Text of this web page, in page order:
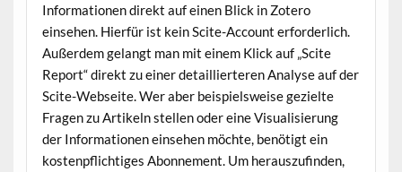
Informationen direkt auf einen Blick in Zotero
einsehen. Hierfür ist kein Scite-Account erforderlich.
Außerdem gelangt man mit einem Klick auf „Scite
Report“ direkt zu einer detaillierteren Analyse auf der
Scite-Webseite. Wer aber beispielsweise gezielte
Fragen zu Artikeln stellen oder eine Visualisierung
der Informationen einsehen möchte, benötigt ein
kostenpflichtiges Abonnement. Um herauszufinden,